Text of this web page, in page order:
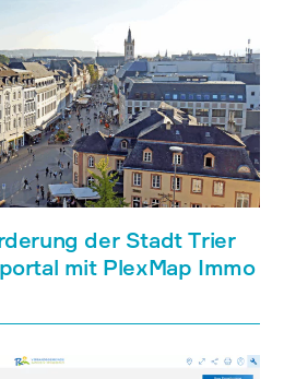
der Stadt Trier
mit PlexMap Immo